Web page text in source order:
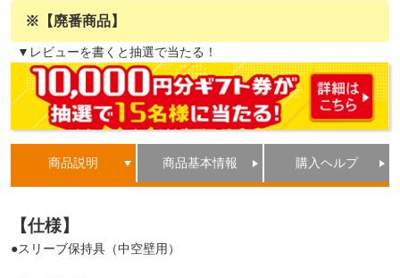
※【廃番商品】
▼レビューを書くと抽選で当たる！
商品説明 商品基本情報 購入ヘルプ
【仕様】
●スリーブ保持具（中空壁用）